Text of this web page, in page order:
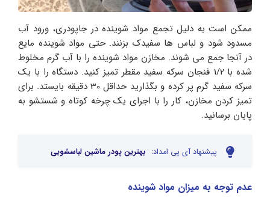
ممکن است به دلیل تجمع مواد شوینده در جاپودری، ورود آب
مسدود شود و لباس ها سفیدک بزنند. حتی مواد شوینده مایع
در آنجا جمع می شوند. مخازن مواد شوینده را با آب گرم مخلوط
شده با 1/2 فنجان سرکه سفید مقطر تمیز کنید. دستگاه را با یک
سرکه سفید گرم پر کرده و بگذارید حداقل 30 دقیقه بایستد. برای
تمیز کردن مخازن، کار را با اجرای یک چرخه کوتاه و شستشو به
پایان برسانید.
پیشنهاد آی پی امداد: بهترین پودر ماشین لباسشویی
عدم توجه به میزان مواد شوینده